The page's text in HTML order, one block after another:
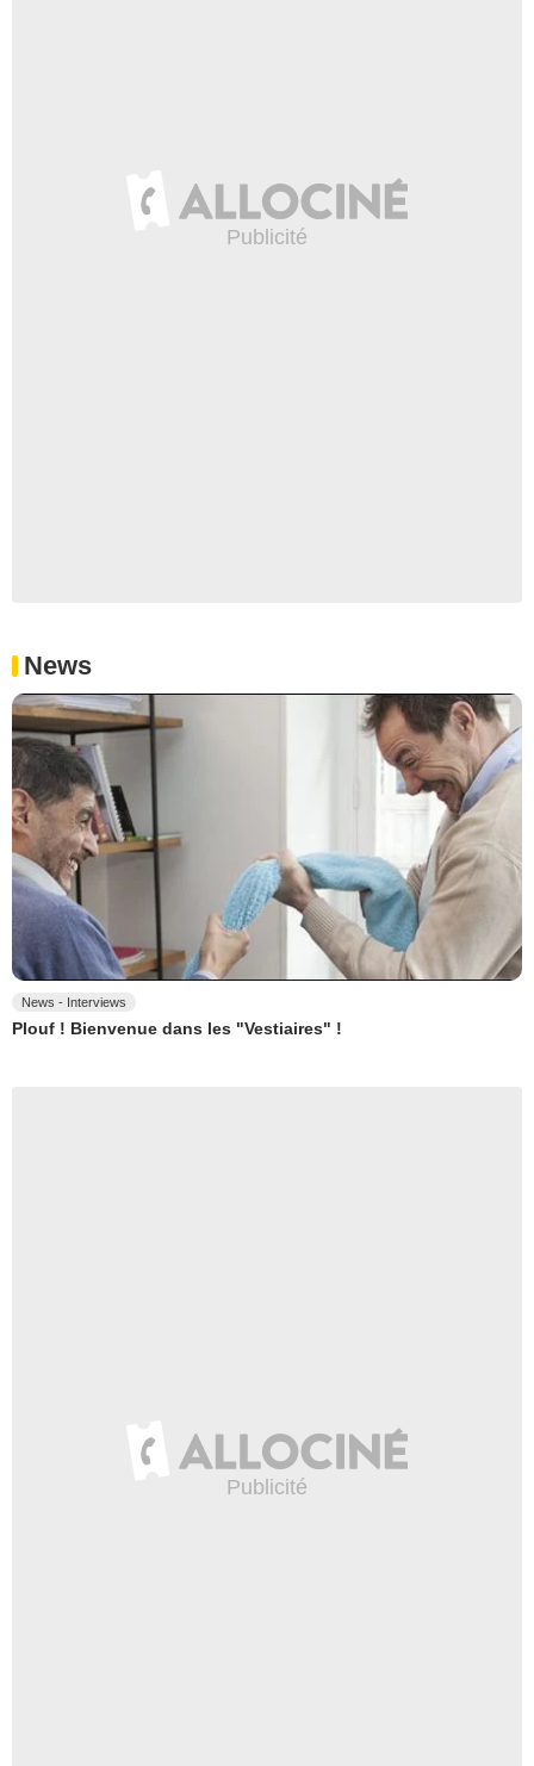
News
News - Interviews
Plouf ! Bienvenue dans les "Vestiaires" !